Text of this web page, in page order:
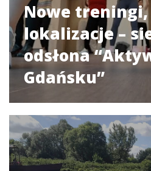
Nowe
lokalizacje –
odsłona
Gdańsku”